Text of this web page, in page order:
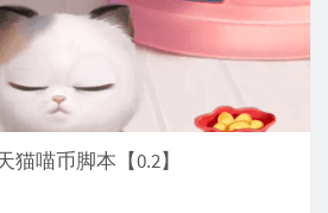
猫喵币脚本【0.2】